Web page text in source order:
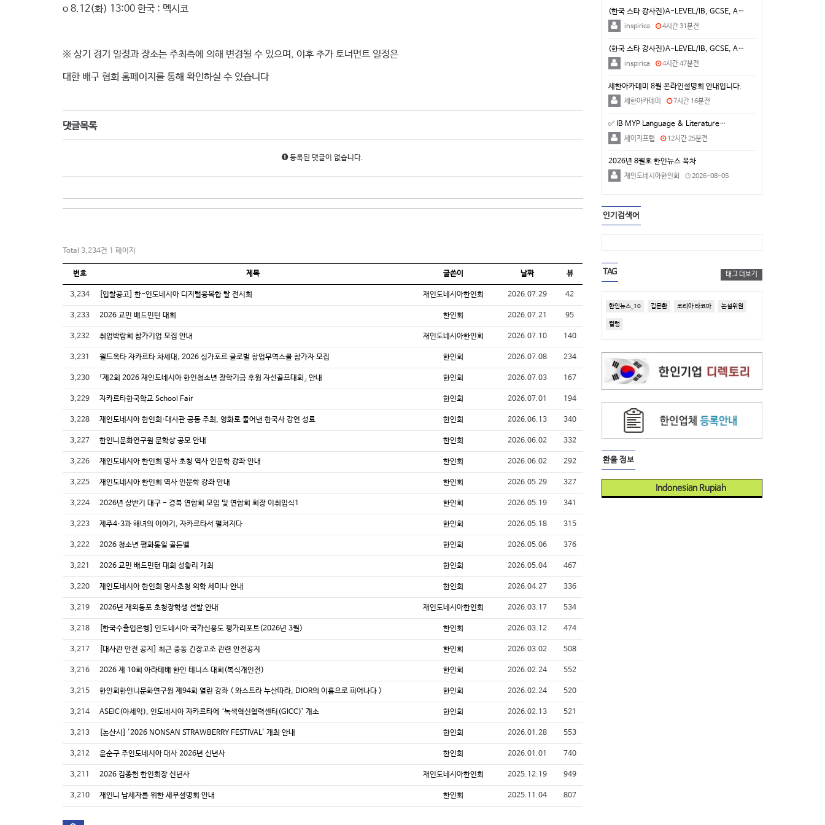
o 8.12(화) 13:00 한국 : 멕시코
※ 상기 경기 일정과 장소는 주최측에 의해 변경될 수 있으며, 이후 추가 토너먼트 일정은
대한 배구 협회 홈페이지를 통해 확인하실 수 있습니다
댓글목록
등록된 댓글이 없습니다.
Total 3,234건 1 페이지
번호 제목 글쓴이 날짜 뷰
3,234 [입찰공고] 한-인도네시아 디지털융복합 탈 전시회 재인도네시아한인회 2026.07.29 42
3,233 2026 교민 배드민턴 대회 한인회 2026.07.21 95
3,232 취업박람회 참가기업 모집 안내 재인도네시아한인회 2026.07.10 140
3,231 월드옥타 자카르타 차세대, 2026 싱가포르 글로벌 창업무역스쿨 참가자 모집 한인회 2026.07.08 234
3,230 「제2회 2026 재인도네시아 한인청소년 장학기금 후원 자선골프대회」 안내 한인회 2026.07.03 167
3,229 자카르타한국학교 School Fair 한인회 2026.07.01 194
3,228 재인도네시아 한인회·대사관 공동 주최, 영화로 풀어낸 한국사 강연 성료 한인회 2026.06.13 340
3,227 한인니문화연구원 문학상 공모 안내 한인회 2026.06.02 332
3,226 재인도네시아 한인회 명사 초청 역사 인문학 강좌 안내 한인회 2026.06.02 292
3,225 재인도네시아 한인회 역사 인문학 강좌 안내 한인회 2026.05.29 327
3,224 2026년 상반기 대구 - 경북 연합회 모임 및 연합회 회장 이취임식1 한인회 2026.05.19 341
3,223 제주4·3과 해녀의 이야기, 자카르타서 펼쳐지다 한인회 2026.05.18 315
3,222 2026 청소년 평화통일 골든벨 한인회 2026.05.06 376
3,221 2026 교민 배드민턴 대회 성황리 개최 한인회 2026.05.04 467
3,220 재인도네시아 한인회 명사초청 의학 세미나 안내 한인회 2026.04.27 336
3,219 2026년 재외동포 초청장학생 선발 안내 재인도네시아한인회 2026.03.17 534
3,218 [한국수출입은행] 인도네시아 국가신용도 평가리포트(2026년 3월) 한인회 2026.03.12 474
3,217 [대사관 안전 공지] 최근 중동 긴장고조 관련 안전공지 한인회 2026.03.02 508
3,216 2026 제 10회 아라테배 한인 테니스 대회(복식개인전) 한인회 2026.02.24 552
3,215 한인회한인니문화연구원 제94회 열린 강좌 < 와스트라 누산따라, DIOR의 이름으로 피어나다 > 한인회 2026.02.24 520
3,214 ASEIC(아세익), 인도네시아 자카르타에 ‘녹색혁신협력센터(GICC)’ 개소 한인회 2026.02.13 521
3,213 [논산시] '2026 NONSAN STRAWBERRY FESTIVAL' 개최 안내 한인회 2026.01.28 553
3,212 윤순구 주인도네시아 대사 2026년 신년사 한인회 2026.01.01 740
3,211 2026 김종헌 한인회장 신년사 재인도네시아한인회 2025.12.19 949
3,210 재인니 납세자를 위한 세무설명회 안내 한인회 2025.11.04 807
(한국 스타 강사진)A-LEVEL/IB, GCSE, A…
inspirica 4시간 31분전
(한국 스타 강사진)A-LEVEL/IB, GCSE, A…
inspirica 4시간 47분전
세한아카데미 8월 온라인설명회 안내입니다.
세한아카데미 7시간 16분전
✅ IB MYP Language & Literature…
세이지프랩 12시간 25분전
2026년 8월호 한인뉴스 목차
재인도네시아한인회 2026-08-05
인기검색어
TAG 태그 더보기
한인뉴스_10 김문환 코리아 타코마 논설위원
컬럼
환율 정보
Indonesian Rupiah